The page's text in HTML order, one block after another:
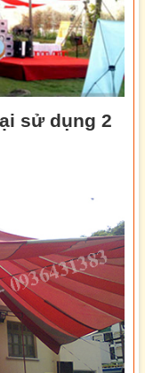
sử dụng 2